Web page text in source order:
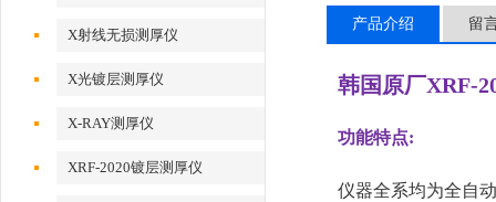
X射线无损测厚仪
X光镀层测厚仪
X-RAY测厚仪
XRF-2020镀层测厚仪
产品介绍 留
韩国原厂XRF-
功能特点:
仪器全系均为全自